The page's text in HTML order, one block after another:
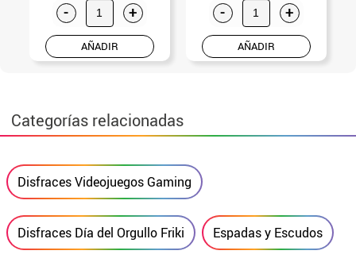
- +
AÑADIR
- +
AÑADIR
Categorías relacionadas
Disfraces Videojuegos Gaming
Disfraces Día del Orgullo Friki Espadas y Escudos